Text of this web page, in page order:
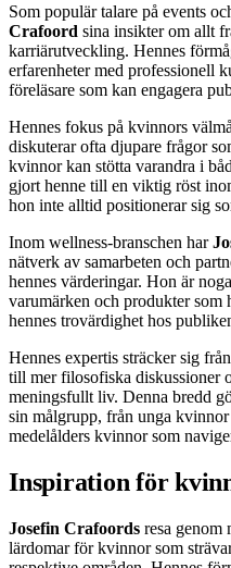
Som populär talare på events
Crafoord sina insikter om allt
karriärutveckling. Hennes
erfarenheter med professionell
föreläsare som kan engagera
Hennes fokus på kvinnors
diskuterar ofta djupare frågor
kvinnor kan stötta varandra i
gjort henne till en viktig röst
hon inte alltid positionerar sig
Inom wellness-branschen har
nätverk av samarbeten och
hennes värderingar. Hon är
varumärken och produkter
hennes trovärdighet hos
Hennes expertis sträcker sig
till mer filosofiska diskussioner
meningsfullt liv. Denna bredd
sin målgrupp, från unga
medelålders kvinnor som
Inspiration för
Josefin Crafoords resa genom
lärdomar för kvinnor som